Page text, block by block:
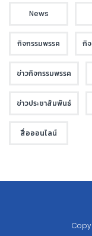
News
กิจกรรมพรรค กิ
ข่าวกิจกรรมพรรค
ข่าวประชาสัมพันธ์
สื่อออนไลน์